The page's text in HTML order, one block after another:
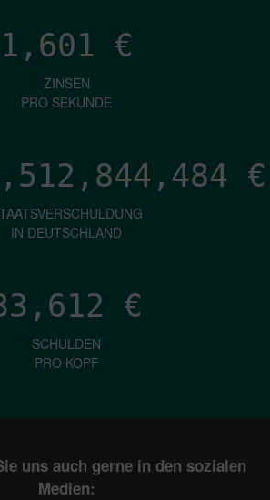
1,601 €
ZINSEN
PRO SEKUNDE
€
IN DEUTSCHLAND
€
SCHULDEN
PRO KOPF
uns auch gerne in den sozialen
Medien: